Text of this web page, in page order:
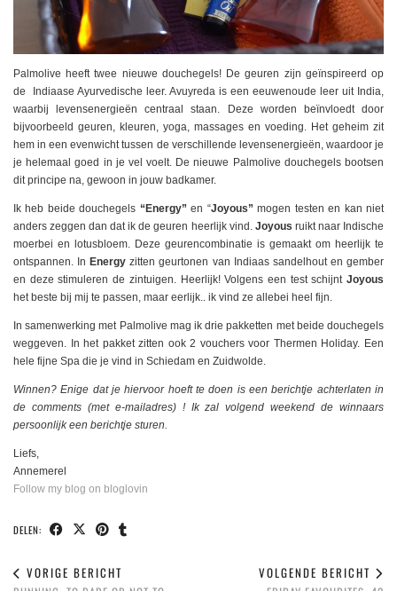
Palmolive heeft twee nieuwe douchegels! De geuren zijn geïnspireerd op
de Indiaase Ayurvedische leer. Avuyreda is een eeuwenoude leer uit India,
waarbij levensenergieën centraal staan. Deze worden beïnvloedt door
bijvoorbeeld geuren, kleuren, yoga, massages en voeding. Het geheim zit
hem in een evenwicht tussen de verschillende levensenergieën, waardoor je
je helemaal goed in je vel voelt. De nieuwe Palmolive douchegels bootsen
dit principe na, gewoon in jouw badkamer.
Ik heb beide douchegels “Energy” en “Joyous” mogen testen en kan niet
anders zeggen dan dat ik de geuren heerlijk vind. Joyous ruikt naar Indische
moerbei en lotusbloem. Deze geurencombinatie is gemaakt om heerlijk te
ontspannen. In Energy zitten geurtonen van Indiaas sandelhout en gember
en deze stimuleren de zintuigen. Heerlijk! Volgens een test schijnt Joyous
het beste bij mij te passen, maar eerlijk.. ik vind ze allebei heel fijn.
In samenwerking met Palmolive mag ik drie pakketten met beide douchegels
weggeven. In het pakket zitten ook 2 vouchers voor Thermen Holiday. Een
hele fijne Spa die je vind in Schiedam en Zuidwolde.
Winnen? Enige dat je hiervoor hoeft te doen is een berichtje achterlaten in
de comments (met e-mailadres) ! Ik zal volgend weekend de winnaars
persoonlijk een berichtje sturen.
Liefs,
Annemerel
Follow my blog on bloglovin
DELEN:
VORIGE BERICHT
VOLGENDE BERICHT